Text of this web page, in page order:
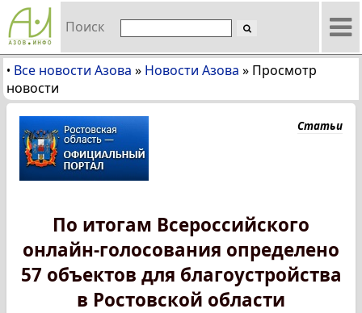
Поиск
• Все новости Азова » Новости Азова » Просмотр
новости
Статьи
По итогам Всероссийского
онлайн-голосования определено
57 объектов для благоустройства
в Ростовской области